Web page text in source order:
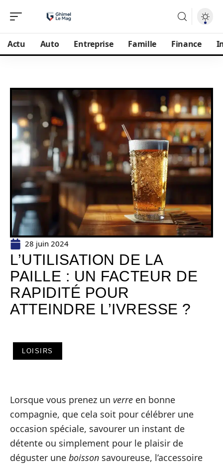
Actu Auto Entreprise Famille Finance
28 juin 2024
L’UTILISATION DE LA
PAILLE : UN FACTEUR DE
RAPIDITÉ POUR
ATTEINDRE L’IVRESSE ?
LOISIRS
Lorsque vous prenez un verre en bonne
compagnie, que cela soit pour célébrer une
occasion spéciale, savourer un instant de
détente ou simplement pour le plaisir de
déguster une boisson savoureuse, l’accessoire